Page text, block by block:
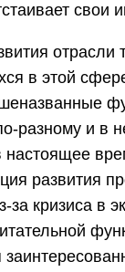
свои
отрасли
в этой
разному и в
настоящее
развития
за кризиса в